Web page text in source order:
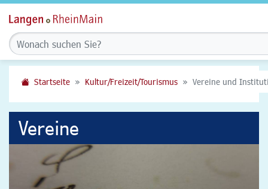
Startseite Kultur/Freizeit/Tourismus Vereine und
Vereine